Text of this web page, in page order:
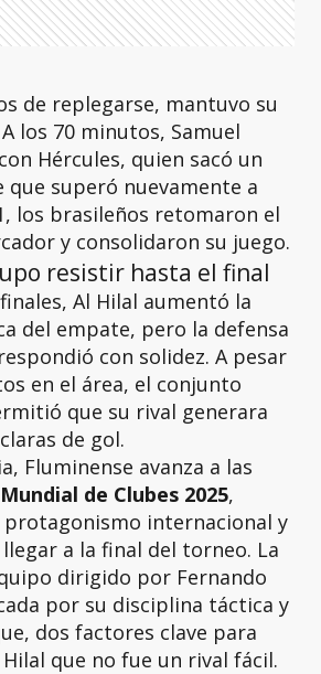
de replegarse, mantuvo su
los 70 minutos, Samuel
Hércules, quien sacó un
que superó nuevamente a
los brasileños retomaron el
y consolidaron su juego.
resistir hasta el final
Al Hilal aumentó la
del empate, pero la defensa
con solidez. A pesar
en el área, el conjunto
que su rival generara
de gol.
Fluminense avanza a las
Mundial de Clubes 2025,
internacional y
a la final del torneo. La
dirigido por Fernando
por su disciplina táctica y
dos factores clave para
que no fue un rival fácil.